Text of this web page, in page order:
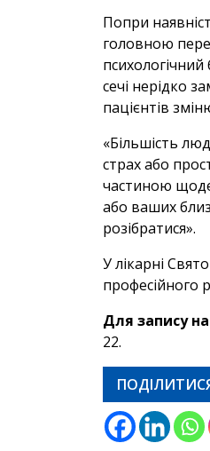
Попри
головною
психологічний
сечі нерідко
пацієнтів
«Більшість
страх або
частиною
або ваших
розібратися».
У лікарні
професійного
Для запису
22.